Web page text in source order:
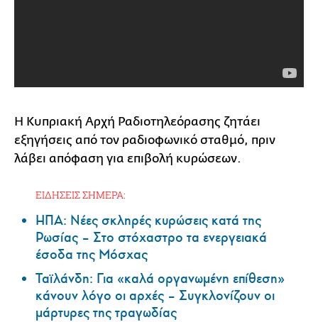
Η Κυπριακή Αρχή Ραδιοτηλεόρασης ζητάει
εξηγήσεις από τον ραδιοφωνικό σταθμό, πριν
λάβει απόφαση για επιβολή κυρώσεων.
ΕΙΔΗΣΕΙΣ ΣΗΜΕΡΑ:
ΗΠΑ: Nέες σκληρές κυρώσεις κατά της
Ρωσίας – Στο στόχαστρο τα ενεργειακά
έσοδα της Μόσχας
Ταϊλάνδη: Για «καλά οργανωμένη επίθεση»
κάνουν λόγο οι αρχές – Συγκλονίζουν οι
μάρτυρες της τραγωδίας